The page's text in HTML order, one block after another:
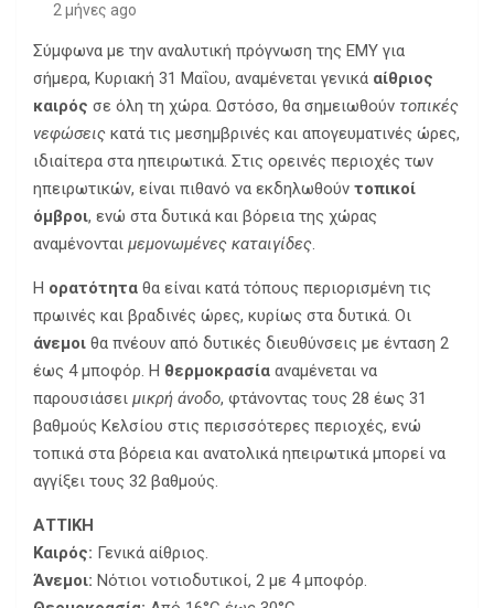
2 μήνες ago
Σύμφωνα με την αναλυτική πρόγνωση της ΕΜΥ για
σήμερα, Κυριακή 31 Μαΐου, αναμένεται γενικά αίθριος
καιρός σε όλη τη χώρα. Ωστόσο, θα σημειωθούν τοπικές
νεφώσεις κατά τις μεσημβρινές και απογευματινές ώρες,
ιδιαίτερα στα ηπειρωτικά. Στις ορεινές περιοχές των
ηπειρωτικών, είναι πιθανό να εκδηλωθούν τοπικοί
όμβροι, ενώ στα δυτικά και βόρεια της χώρας
αναμένονται μεμονωμένες καταιγίδες.
Η ορατότητα θα είναι κατά τόπους περιορισμένη τις
πρωινές και βραδινές ώρες, κυρίως στα δυτικά. Οι
άνεμοι θα πνέουν από δυτικές διευθύνσεις με ένταση 2
έως 4 μποφόρ. Η θερμοκρασία αναμένεται να
παρουσιάσει μικρή άνοδο, φτάνοντας τους 28 έως 31
βαθμούς Κελσίου στις περισσότερες περιοχές, ενώ
τοπικά στα βόρεια και ανατολικά ηπειρωτικά μπορεί να
αγγίξει τους 32 βαθμούς.
ΑΤΤΙΚΗ
Καιρός: Γενικά αίθριος.
Άνεμοι: Νότιοι νοτιοδυτικοί, 2 με 4 μποφόρ.